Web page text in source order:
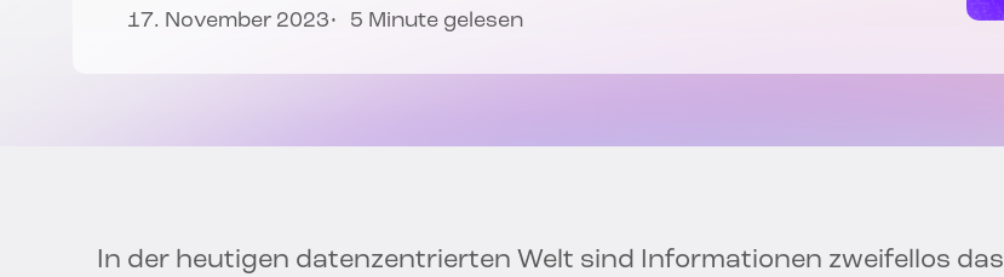
17. November 2023 5 Minute gelesen
In der heutigen datenzentrierten Welt sind Informationen zweifellos das